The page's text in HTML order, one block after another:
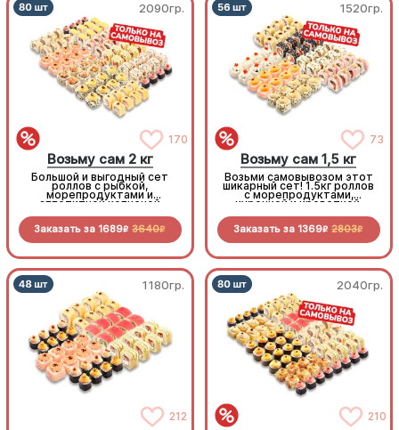
2090гр.
170
Возьму сам 2 кг
Большой и выгодный сет
роллов с рыбкой,
морепродуктами и
аппетитной копченой
забирай самовывозом!
Заказать за 1689R 3640R
1520гр.
73
Возьму сам 1,5 кг
Возьми самовывозом этот
шикарный сет! 1.5кг роллов
с морепродуктами,
курочкой и креветкой.
Заказать за 1369R 2803R
1180гр.
212
2040гр.
210